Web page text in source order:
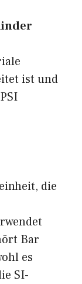
ist und
die
Bar
es
SI-